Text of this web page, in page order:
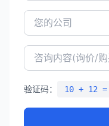
验证码： 10 + 12